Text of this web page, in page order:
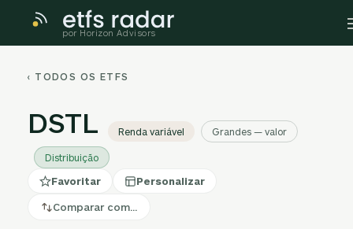
por Horizon Advisors
‹ TODOS OS ETFS
DSTL Renda variável Grandes — valor
Distribuição
Favoritar Personalizar
Comparar com…